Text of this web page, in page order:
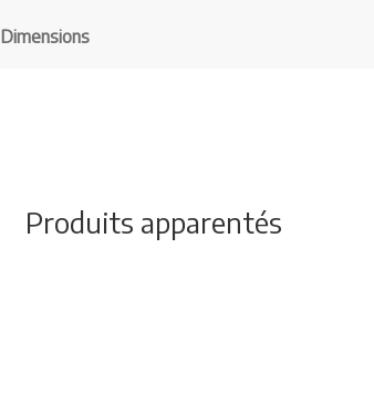
Dimensions
Produits apparentés